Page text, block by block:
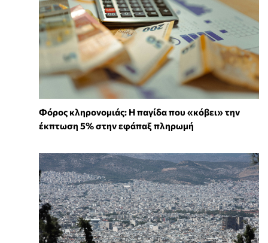
Φόρος κληρονομιάς: Η παγίδα που «κόβει» την
έκπτωση 5% στην εφάπαξ πληρωμή